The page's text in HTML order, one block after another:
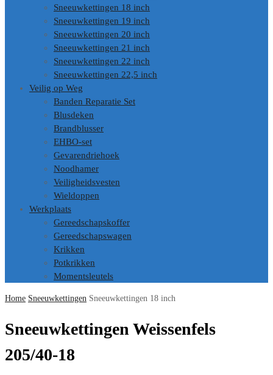
Sneeuwkettingen 18 inch
Sneeuwkettingen 19 inch
Sneeuwkettingen 20 inch
Sneeuwkettingen 21 inch
Sneeuwkettingen 22 inch
Sneeuwkettingen 22,5 inch
Veilig op Weg
Banden Reparatie Set
Blusdeken
Brandblusser
EHBO-set
Gevarendriehoek
Noodhamer
Veiligheidsvesten
Wieldoppen
Werkplaats
Gereedschapskoffer
Gereedschapswagen
Krikken
Potkrikken
Momentsleutels
Home Sneeuwkettingen Sneeuwkettingen 18 inch
Sneeuwkettingen Weissenfels
205/40-18